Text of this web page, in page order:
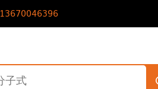
13670046396